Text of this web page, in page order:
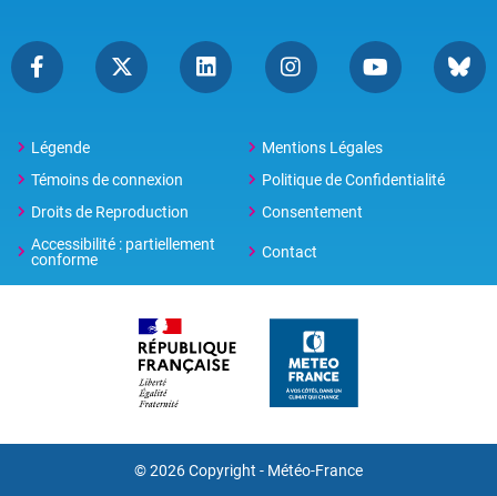
Légende
Mentions Légales
Témoins de connexion
Politique de Confidentialité
Droits de Reproduction
Consentement
Accessibilité : partiellement
conforme
Contact
© 2026 Copyright - Météo-France